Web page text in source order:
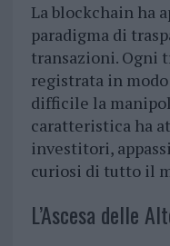
La blockchain ha
paradigma di
transazioni. Ogni
registrata in
difficile la
caratteristica ha
investitori,
curiosi di tutto il
L’Ascesa delle